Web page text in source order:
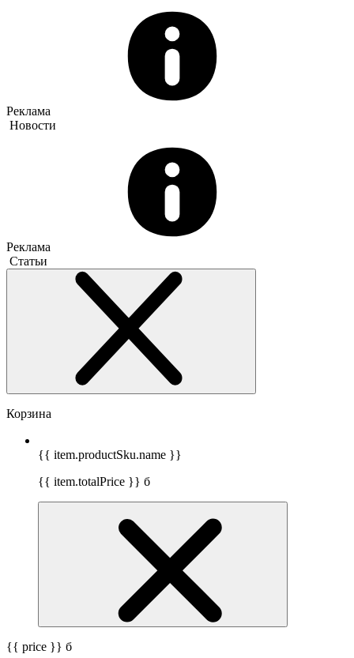
Реклама
Новости
Реклама
Статьи
Корзина
{{ item.productSku.name }}
{{ item.totalPrice }} б
{{ price }} б